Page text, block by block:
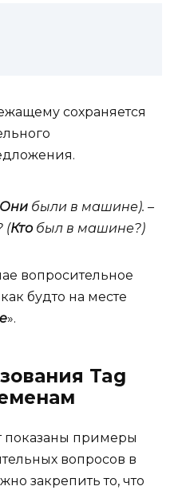
сохраняется
былив машине). –
(Ктобыл в машине?)
вопросительное
будто на месте
».
Tag
показаны примеры
вопросов в
закрепить то, что